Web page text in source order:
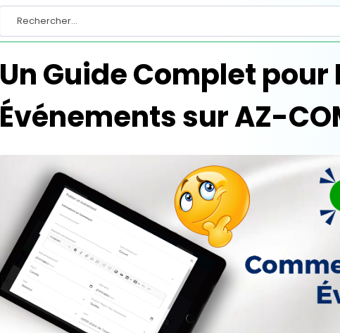
Un Guide Complet pour
Événements sur AZ-